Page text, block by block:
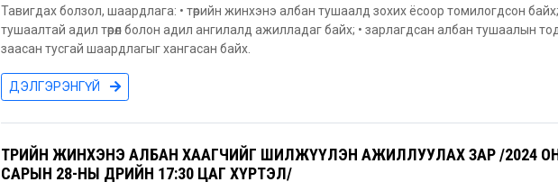
Тавигдах болзол, шаардлага: • төрийн жинхэнэ албан тушаалд зохих ёсоор томилогдсон
тушаалтай адил төрөл болон адил ангилалд ажилладаг байх; • зарлагдсан албан тушаалын
заасан тусгай шаардлагыг хангасан байх.
ДЭЛГЭРЭНГҮЙ
ТӨРИЙН ЖИНХЭНЭ АЛБАН ХААГЧИЙГ ШИЛЖҮҮЛЭН АЖИЛЛУУЛАХ ЗАР /2024
САРЫН 28-НЫ ӨДРИЙН 17:30 ЦАГ ХҮРТЭЛ/